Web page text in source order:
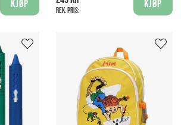
Kjøp
Rek. pris:
Kjøp